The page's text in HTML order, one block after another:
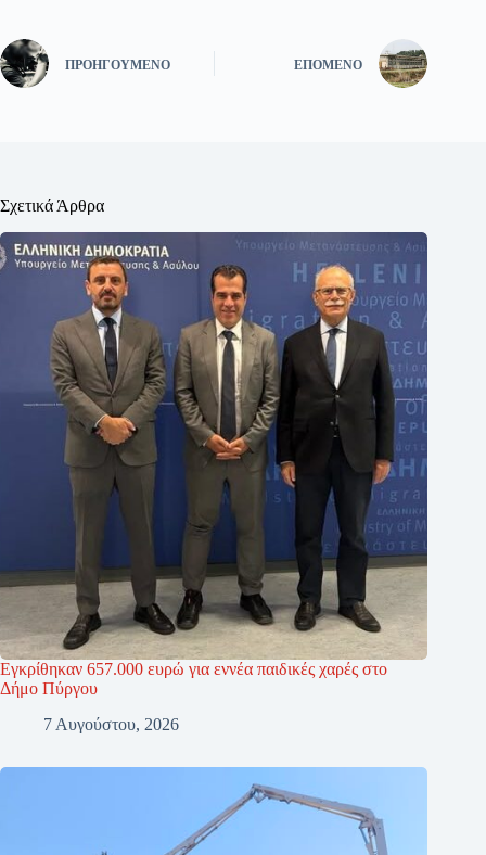
ΠΡΟΗΓΟΎΜΕΝΟ ΕΠΌΜΕΝΟ
Σχετικά Άρθρα
Εγκρίθηκαν 657.000 ευρώ για εννέα παιδικές χαρές στο
Δήμο Πύργου
7 Αυγούστου, 2026